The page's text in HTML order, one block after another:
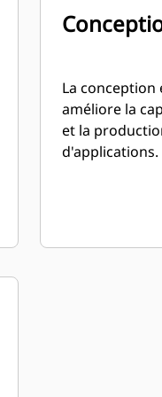
La
améliore la
et la
d'applications.